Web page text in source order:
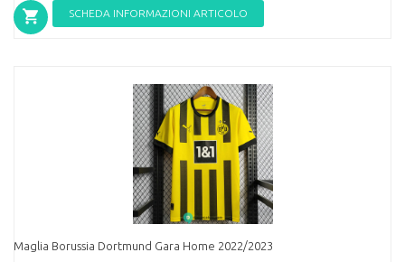
SCHEDA INFORMAZIONI ARTICOLO
Maglia Borussia Dortmund Gara Home 2022/2023